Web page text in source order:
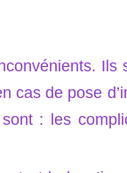
Ils
cas de pose
: les